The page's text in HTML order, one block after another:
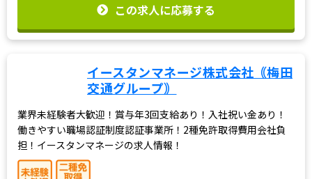
この求人に応募する
イースタンマネージ株式会社｟梅田
交通グループ｠
業界未経験者大歓迎！賞与年3回支給あり！入社祝い金あり！
働きやすい職場認証制度認証事業所！2種免許取得費用会社負
担！イースタンマネージの求人情報！